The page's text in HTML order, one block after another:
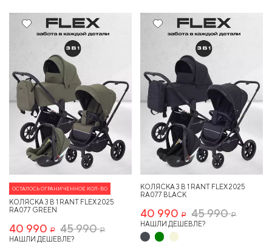
10%
ОСТАЛОСЬ ОГРАНИЧЕННОЕ КОЛ-ВО
КОЛЯСКА 3 В 1 RANT FLEX 2025
RA077 GREEN
40 990 Р 45 990Р
НАШЛИ ДЕШЕВЛЕ?
10%
КОЛЯСКА 3 В 1 RANT FLEX 2025
RA077 BLACK
40 990 Р 45 990Р
НАШЛИ ДЕШЕВЛЕ?